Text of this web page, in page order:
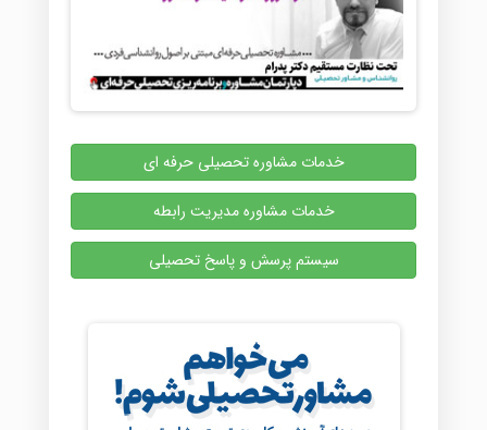
خدمات مشاوره تحصیلی حرفه ای
خدمات مشاوره مدیریت رابطه
سیستم پرسش و پاسخ تحصیلی